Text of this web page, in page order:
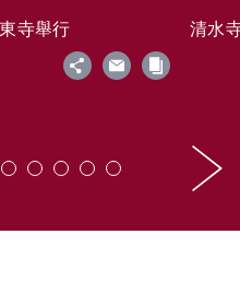
寺舉行 清水